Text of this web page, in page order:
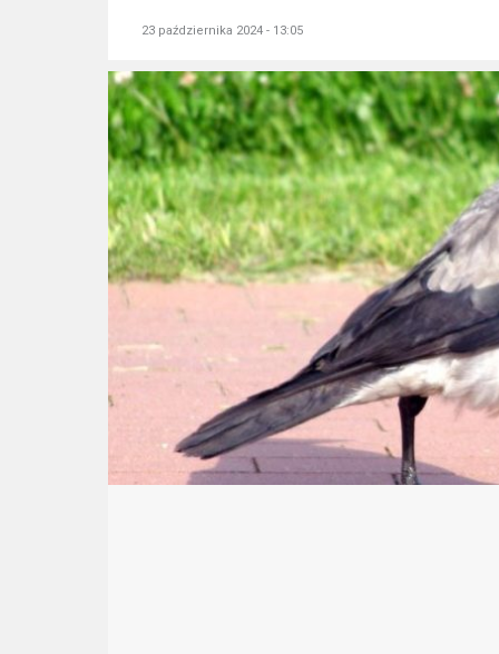
23 października 2024 - 13:05